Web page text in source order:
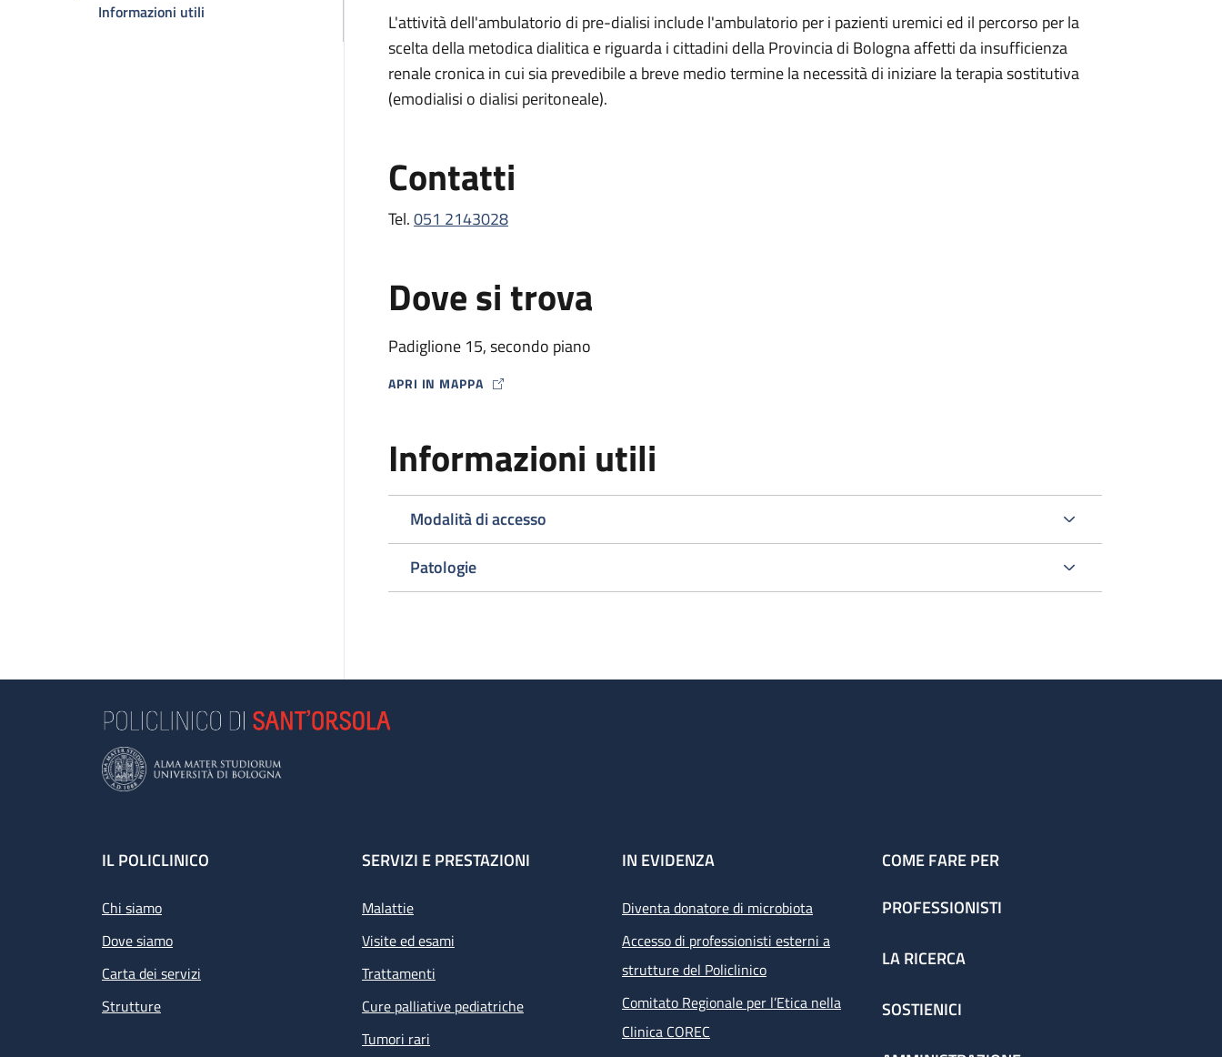
Informazioni utili
L'attività dell'ambulatorio di pre-dialisi include l'ambulatorio per i pazienti uremici ed il percorso per la
scelta della metodica dialitica e riguarda i cittadini della Provincia di Bologna affetti da insufficienza
renale cronica in cui sia prevedibile a breve medio termine la necessità di iniziare la terapia sostitutiva
(emodialisi o dialisi peritoneale).
Contatti
Tel.051 2143028
Dove si trova
Padiglione 15, secondo piano
APRI IN MAPPA
MAP ICON
Informazioni utili
Modalità di accesso
Patologie
Footer
IL POLICLINICO
Chi siamo
Dove siamo
Carta dei servizi
Strutture
SERVIZI E PRESTAZIONI
Malattie
Visite ed esami
Trattamenti
Cure palliative pediatriche
Tumori rari
IN EVIDENZA
Diventa donatore di microbiota
Accesso di professionisti esterni a
strutture del Policlinico
Comitato Regionale per l’Etica nella
Clinica COREC
COME FARE PER
PROFESSIONISTI
LA RICERCA
SOSTIENICI